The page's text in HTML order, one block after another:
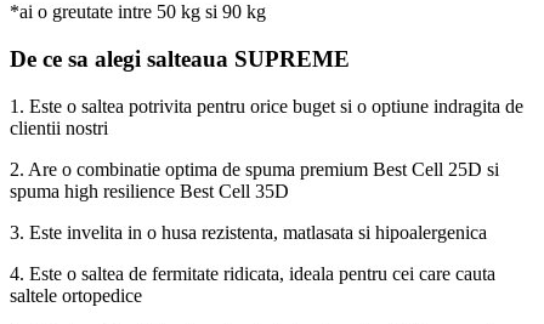
*ai o greutate intre 50 kg si 90 kg
De ce sa alegi salteaua SUPREME
1. Este o saltea potrivita pentru orice buget si o optiune indragita de
clientii nostri
2. Are o combinatie optima de spuma premium Best Cell 25D si
spuma high resilience Best Cell 35D
3. Este invelita in o husa rezistenta, matlasata si hipoalergenica
4. Este o saltea de fermitate ridicata, ideala pentru cei care cauta
saltele ortopedice